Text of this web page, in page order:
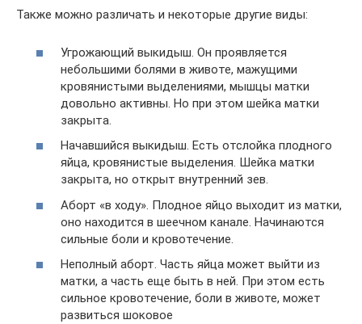
Также можно различать и некоторые другие виды:
Угрожающий выкидыш. Он проявляется
небольшими болями в животе, мажущими
кровянистыми выделениями, мышцы матки
довольно активны. Но при этом шейка матки
закрыта.
Начавшийся выкидыш. Есть отслойка плодного
яйца, кровянистые выделения. Шейка матки
закрыта, но открыт внутренний зев.
Аборт «в ходу». Плодное яйцо выходит из матки,
оно находится в шеечном канале. Начинаются
сильные боли и кровотечение.
Неполный аборт. Часть яйца может выйти из
матки, а часть еще быть в ней. При этом есть
сильное кровотечение, боли в животе, может
развиться шоковое